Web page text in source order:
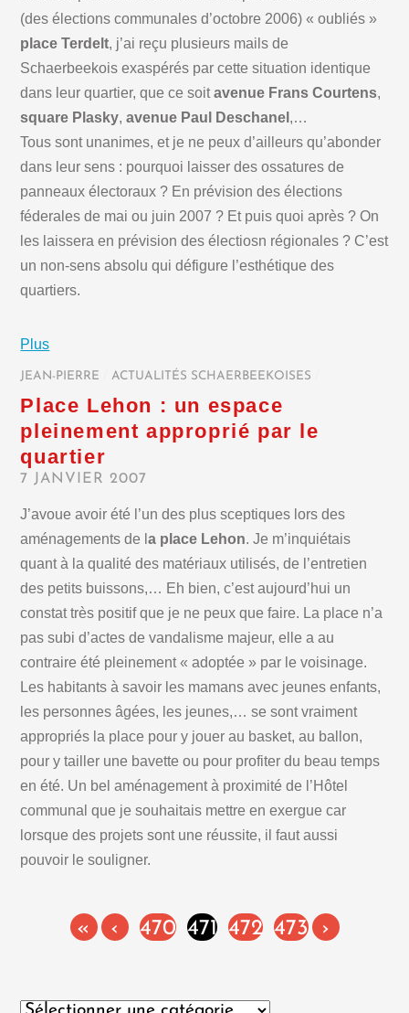
(des élections communales d’octobre 2006) « oubliés »
place Terdelt, j’ai reçu plusieurs mails de
Schaerbeekois exaspérés par cette situation identique
dans leur quartier, que ce soitavenue Frans Courtens,
square Plasky,avenue Paul Deschanel ,…
Tous sont unanimes, et je ne peux d’ailleurs qu’abonder
dans leur sens : pourquoi laisser des ossatures de
panneaux électoraux ? En prévision des élections
féderales de mai ou juin 2007 ? Et puis quoi après ? On
les laissera en prévision des électiosn régionales ? C’est
un non-sens absolu qui défigure l’esthétique des
quartiers.
Plus
JEAN-PIERRE ACTUALITÉS SCHAERBEEKOISES
Place Lehon : un espace
pleinement approprié par le
quartier
7 JANVIER 2007
J’avoue avoir été l’un des plus sceptiques lors des
aménagements de la place Lehon. Je m’inquiétais
quant à la qualité des matériaux utilisés, de l’entretien
des petits buissons,… Eh bien, c’est aujourd’hui un
constat très positif que je ne peux que faire. La place n’a
pas subi d’actes de vandalisme majeur, elle a au
contraire été pleinement « adoptée » par le voisinage.
Les habitants à savoir les mamans avec jeunes enfants,
les personnes âgées, les jeunes,… se sont vraiment
appropriés la place pour y jouer au basket, au ballon,
pour y tailler une bavette ou pour profiter du beau temps
en été. Un bel aménagement à proximité de l’Hôtel
communal que je souhaitais mettre en exergue car
lorsque des projets sont une réussite, il faut aussi
pouvoir le souligner.
« ‹ 470 471 472 473 ›
Catégories